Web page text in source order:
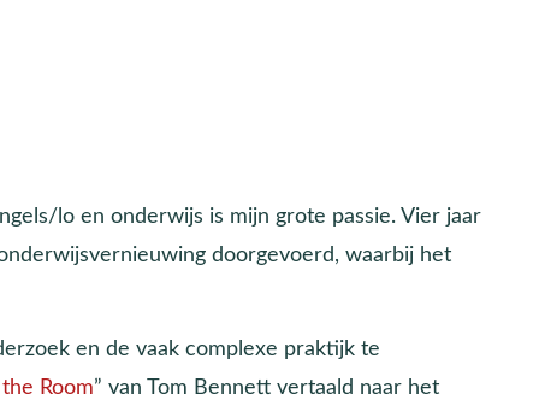
lo en onderwijs is mijn grote passie. Vier jaar
doorgevoerd, waarbij het
en de vaak complexe praktijk te
Room” van Tom Bennett vertaald naar het